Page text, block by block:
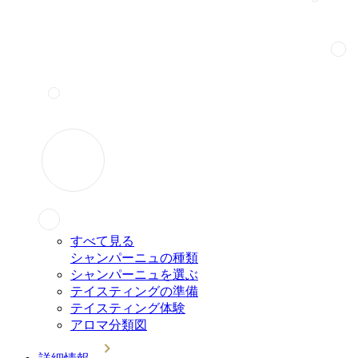
すべて見る
シャンパーニュの種類
シャンパーニュを選ぶ
テイスティングの準備
テイスティング体験
アロマ分類図